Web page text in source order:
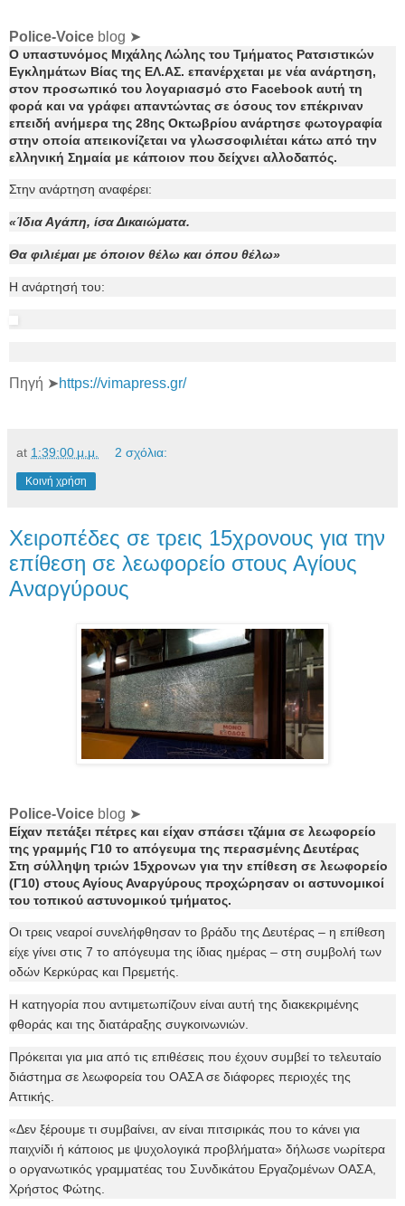
Police-Voice blog ➤
Ο υπαστυνόμος Μιχάλης Λώλης του Τμήματος Ρατσιστικών
Εγκλημάτων Βίας της ΕΛ.ΑΣ. επανέρχεται με νέα ανάρτηση,
στον προσωπικό του λογαριασμό στο Facebook αυτή τη
φορά και να γράφει απαντώντας σε όσους τον επέκριναν
επειδή ανήμερα της 28ης Οκτωβρίου ανάρτησε φωτογραφία
στην οποία απεικονίζεται να γλωσσοφιλιέται κάτω από την
ελληνική Σημαία με κάποιον που δείχνει αλλοδαπός.
Στην ανάρτηση αναφέρει:
«Ίδια Αγάπη, ίσα Δικαιώματα.
Θα φιλιέμαι με όποιον θέλω και όπου θέλω»
Η ανάρτησή του:
Πηγή ➤https://vimapress.gr/
at 1:39:00 μ.μ. 2 σχόλια:
Κοινή χρήση
Χειροπέδες σε τρεις 15χρονους για την
επίθεση σε λεωφορείο στους Αγίους
Αναργύρους
Police-Voice blog ➤
Είχαν πετάξει πέτρες και είχαν σπάσει τζάμια σε λεωφορείο
της γραμμής Γ10 το απόγευμα της περασμένης Δευτέρας
Στη σύλληψη τριών 15χρονων για την επίθεση σε λεωφορείο
(Γ10) στους Αγίους Αναργύρους προχώρησαν οι αστυνομικοί
του τοπικού αστυνομικού τμήματος.
Οι τρεις νεαροί συνελήφθησαν το βράδυ της Δευτέρας – η επίθεση
είχε γίνει στις 7 το απόγευμα της ίδιας ημέρας – στη συμβολή των
οδών Κερκύρας και Πρεμετής.
Η κατηγορία που αντιμετωπίζουν είναι αυτή της διακεκριμένης
φθοράς και της διατάραξης συγκοινωνιών.
Πρόκειται για μια από τις επιθέσεις που έχουν συμβεί το τελευταίο
διάστημα σε λεωφορεία του ΟΑΣΑ σε διάφορες περιοχές της
Αττικής.
«Δεν ξέρουμε τι συμβαίνει, αν είναι πιτσιρικάς που το κάνει για
παιχνίδι ή κάποιος με ψυχολογικά προβλήματα» δήλωσε νωρίτερα
ο οργανωτικός γραμματέας του Συνδικάτου Εργαζομένων ΟΑΣΑ,
Χρήστος Φώτης.